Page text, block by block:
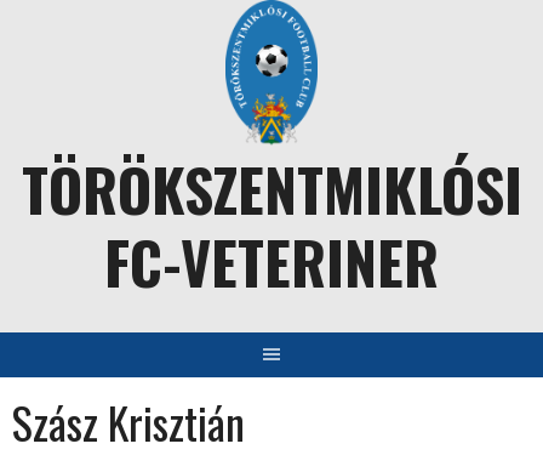
TÖRÖKSZENTMIKLÓSI
FC-VETERINER
Szász Krisztián